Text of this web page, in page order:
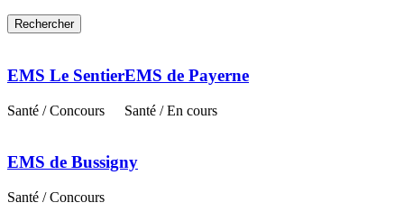
EMS Le Sentier
Santé / Concours
EMS de Payerne
Santé / En cours
EMS de Bussigny
Santé / Concours